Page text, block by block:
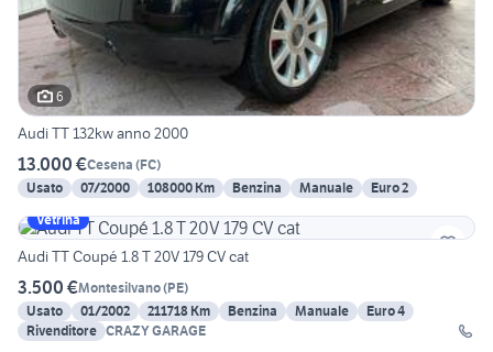
6
Audi TT 132kw anno 2000
13.000 €Cesena (FC)
Usato
07/2000 108000 Km Benzina Manuale
Euro 2
Vetrina
Audi TT Coupé 1.8 T 20V 179 CV cat
3.500 €Montesilvano(PE)
Usato
01/2002 211718 Km Benzina Manuale
Euro 4
Rivenditore CRAZY GARAGE